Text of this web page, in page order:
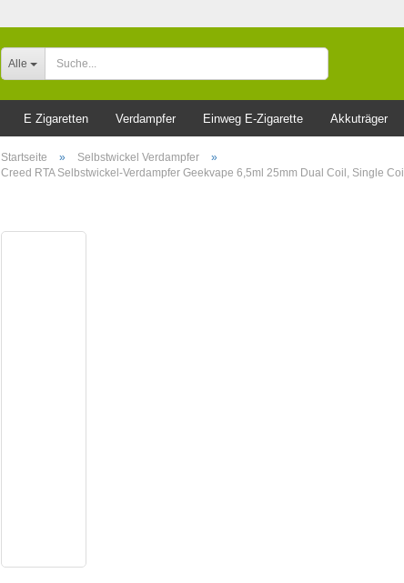
Alle
E Zigaretten Verdampfer Einweg E-Zigarette Akkuträger
Startseite » Selbstwickel Verdampfer
»
Creed RTA Selbstwickel-Verdampfer Geekvape 6,5ml 25mm Dual Coil, Single Coil